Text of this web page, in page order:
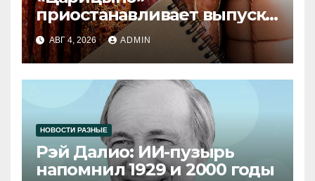
приостанавливает выпуск
продукции
АВГ 4, 2026 ADMIN
НОВОСТИ РАЗНЫЕ
Рэй Далио: ИИ-пузырь
напомнил 1929 и 2000 годы